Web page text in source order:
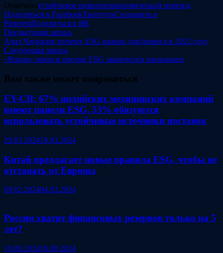
Отмеченоустойчивое развитиеэкономический переход
Поделиться в FacebookТвитнутьСохранить в
PinterestПоделиться в ВК
Навигация
по
записям
Предыдущая записьПредыдущая
запись:
Ачал Чаурасия: почему ESG важны для бизнеса в 2022 году
Следующая записьСледующая
запись:
«Взрыв» прокси против ESG закончился хныканьем
Вам также может понравиться
EY-CII: 67% индийских медицинских компаний
имеют панели ESG, 53% обязуются
использовать устойчивые источники поставок
29.03.202419.03.2024
Китай предлагает новые правила ESG, чтобы не
отставать от Европы
09.02.202404.03.2024
России хватит финансовых резервов только на 5
лет?
10.09.202418.09.2024